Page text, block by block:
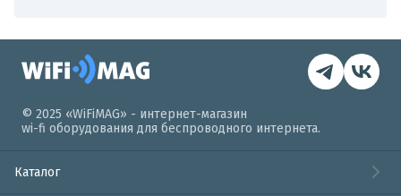
© 2025 «WiFiMAG» - интернет-магазин
wi-fi оборудования для беспроводного интернета.
Каталог